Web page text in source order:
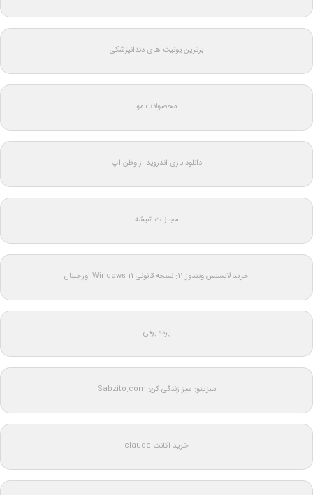
برترین یونیت های دندانپزشکی
محصولات مو
دانلود بازی اندروید از وطن اپ
مجازات شیشه
خرید لایسنس ویندوز 11: نسخه قانونی Windows 11 اورجینال
پرده برقی
سبزیتو: سبز زندگی کن: Sabzito.com
خرید اکانت claude